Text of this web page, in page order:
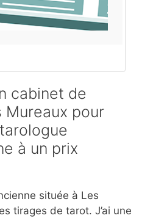
cabinet de
Mureaux pour
à un prix
située à Les
tirages de tarot. J’ai une